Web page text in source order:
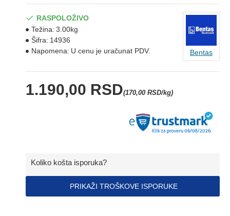
1.190,00 RSD(170,00 RSD/kg)
RASPOLOŽIVO
Težina: 3.00kg
Šifra: 14936
Napomena: U cenu je uračunat PDV. Bentas
Koliko košta isporuka?
PRIKAŽI TROŠKOVE ISPORUKE